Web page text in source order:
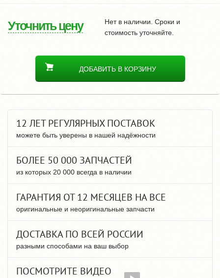
Уточнить цену
Нет в наличии. Сроки и
стоимость уточняйте.
ДОБАВИТЬ В КОРЗИНУ
12 ЛЕТ РЕГУЛЯРНЫХ ПОСТАВОК
можете быть уверены в нашей надёжности
БОЛЕЕ 50 000 ЗАПЧАСТЕЙ
из которых 20 000 всегда в наличии
ГАРАНТИЯ ОТ 12 МЕСЯЦЕВ НА ВСЕ
оригинальные и неоригинальные запчасти
ДОСТАВКА ПО ВСЕЙ РОССИИ
разными способами на ваш выбор
ПОСМОТРИТЕ ВИДЕО